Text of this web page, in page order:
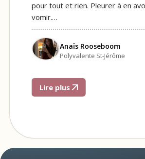
pour tout et rien. Pleurer à en
vomir.…
Anaïs Rooseboom
Polyvalente St-Jérôme
Lire plus